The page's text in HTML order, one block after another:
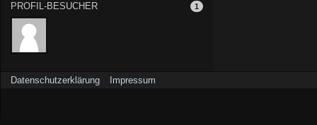
PROFIL-BESUCHER 1
Datenschutzerklärung Impressum